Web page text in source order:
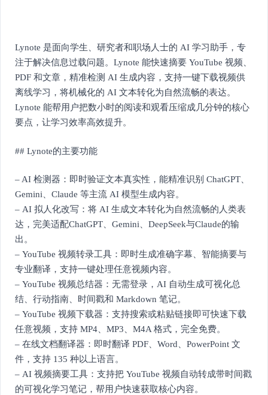
Lynote 是面向学生、研究者和职场人士的 AI 学习助手，专
注于解决信息过载问题。Lynote 能快速摘要 YouTube 视频、
PDF 和文章，精准检测 AI 生成内容，支持一键下载视频供
离线学习，将机械化的 AI 文本转化为自然流畅的表达。
Lynote 能帮用户把数小时的阅读和观看压缩成几分钟的核心
要点，让学习效率高效提升。
## Lynote的主要功能
– AI 检测器：即时验证文本真实性，能精准识别 ChatGPT、
Gemini、Claude 等主流 AI 模型生成内容。
– AI 拟人化改写：将 AI 生成文本转化为自然流畅的人类表
达，完美适配ChatGPT、Gemini、DeepSeek与Claude的输
出。
– YouTube 视频转录工具：即时生成准确字幕、智能摘要与
专业翻译，支持一键处理任意视频内容。
– YouTube 视频总结器：无需登录，AI 自动生成可视化总
结、行动指南、时间戳和 Markdown 笔记。
– YouTube 视频下载器：支持搜索或粘贴链接即可快速下载
任意视频，支持 MP4、MP3、M4A 格式，完全免费。
– 在线文档翻译器：即时翻译 PDF、Word、PowerPoint 文
件，支持 135 种以上语言。
– AI 视频摘要工具：支持把 YouTube 视频自动转成带时间戳
的可视化学习笔记，帮用户快速获取核心内容。